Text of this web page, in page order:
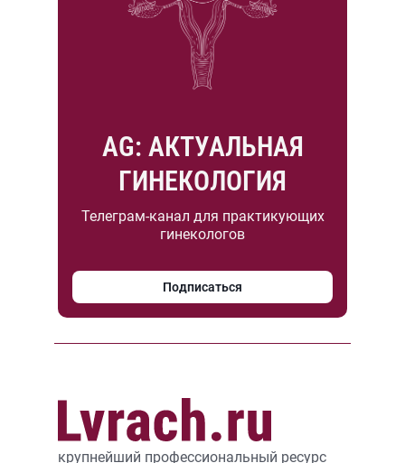
AG: АКТУАЛЬНАЯ
ГИНЕКОЛОГИЯ
Телеграм-канал для практикующих
гинекологов
Подписаться
крупнейший профессиональный ресурс